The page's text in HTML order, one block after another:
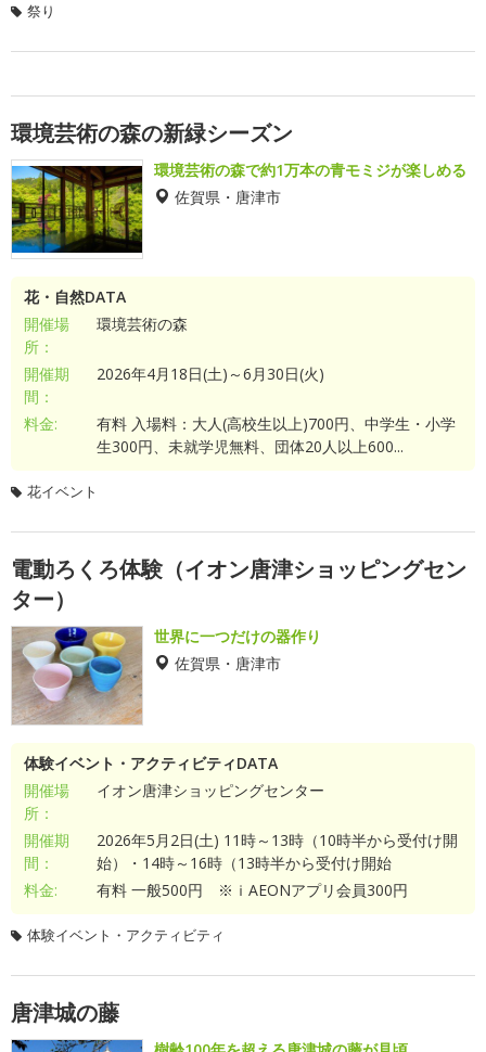
祭り
環境芸術の森の新緑シーズン
環境芸術の森で約1万本の青モミジが楽しめる
佐賀県・唐津市
花・自然DATA
開催場
所：
環境芸術の森
開催期
間：
2026年4月18日(土)～6月30日(火)
料金:
有料 入場料：大人(高校生以上)700円、中学生・小学
生300円、未就学児無料、団体20人以上600...
花イベント
電動ろくろ体験（イオン唐津ショッピングセン
ター）
世界に一つだけの器作り
佐賀県・唐津市
体験イベント・アクティビティDATA
開催場
所：
イオン唐津ショッピングセンター
開催期
間：
2026年5月2日(土) 11時～13時（10時半から受付け開
始）・14時～16時（13時半から受付け開始
料金:
有料 一般500円 ※ｉAEONアプリ会員300円
体験イベント・アクティビティ
唐津城の藤